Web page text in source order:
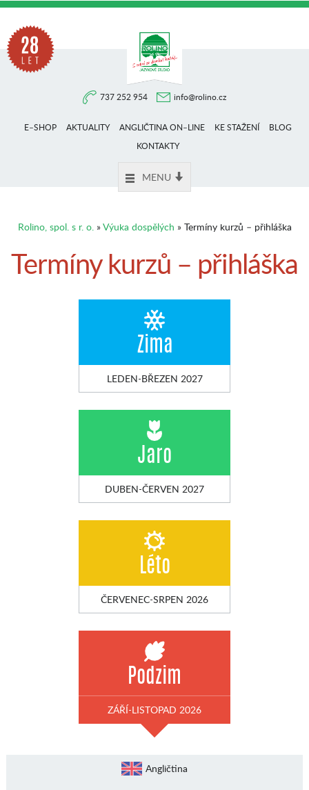
737 252 954 info@rolino.cz
E–SHOP AKTUALITY ANGLIČTINA ON–LINE KE STAŽENÍ
BLOG
KONTAKTY
MENU
Rolino, spol. s r. o.»Výuka dospělých » Termíny kurzů – přihláška
Termíny kurzů – přihláška
Zima
LEDEN-BŘEZEN 2027
Jaro
DUBEN-ČERVEN 2027
Léto
ČERVENEC-SRPEN 2026
Podzim
ZÁŘÍ-LISTOPAD 2026
Angličtina